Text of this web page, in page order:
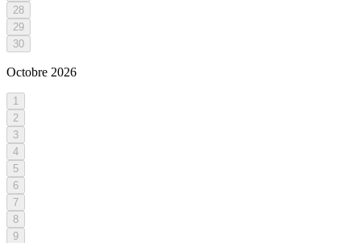
28
29
30
Octobre 2026
1
2
3
4
5
6
7
8
9